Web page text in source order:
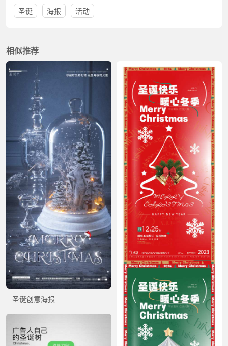
圣诞 海报 活动
相似推荐
圣诞创意海报